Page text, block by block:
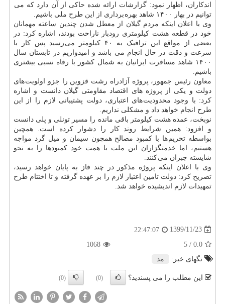
اندکاران، اظهار نمود: گزارشات ارائه شده حاکی از آن دارد که می
توانیم در بهار ۱۴۰۰ شاهد بهره برداری از این طرح ملی باشیم.
وی با اعلان اینکه مردم گیلان از معطل شدن چندین ساعته مهمانان
خود در قطعه هشت کیلومتری رودبار ناراحت بودند، اشاره کرد: در
بعضی از مواقع این ترافیک به ۴۰ کیلومتر می رسید پس کار با
سرعت و دقت در حال انجام می باشد و امیدواریم در تابستان سال
۱۴۰۰ شاهد مسافرت ایرانیان به شمال کشور با رفاه نسبی بیشتری
باشیم.
معاون رئیس جمهور، پروژه آزادراه رشت قزوین را جزو اولویت های
دولت و یکی از پروژه های اقتصاد مقاومتی گیلان دانست و اشاره
کرد: با وجود محدودیت های اعتباری، دولت پشتیبانی لازم را از این
طرح انجام خواهد داد و مشکلی نداریم.
نوبخت، عمده هشت کیلومتر باقی مانده را مسیر تونلی و پلی دانست
و افزود: همین شرایط روند کار را دشوار کرده است. همچین
بواسطه تحریم ها با کمبود مصالح همچون سیمان و میل گرد مواجه
هستیم، اما خدمتگزاران این ملت با همت خود کمبودها را به نحو
شایسته جبران می کنند.
وی با اعلان اینکه پروژه مذکور در چند فاز به پایان خواهد رسید،
تصریح کرد: دولت تامین اعتبار لازم را بر عهده گرفته و تا اختتام طرح
تمهیدات لازم اندیشیده خواهد شد.
1399/11/23
22:47:07
0.0
/ 5
1068
تگهای خبر:
مد
این مطلب را می پسندید؟ (0)
(0)